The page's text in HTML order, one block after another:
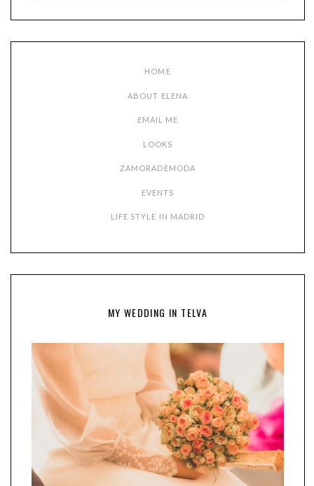
HOME
ABOUT ELENA
EMAIL ME
LOOKS
ZAMORADEMODA
EVENTS
LIFE STYLE IN MADRID
MY WEDDING IN TELVA